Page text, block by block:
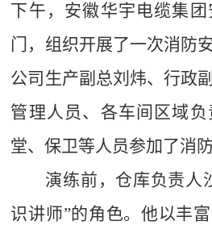
下午，安徽华宇电缆集
门，组织开展了一次消防
公司生产副总刘炜、行政
管理人员、各车间区域
堂、保卫等人员参加了消
演练前，仓库负责人
识讲师”的角色。他以丰